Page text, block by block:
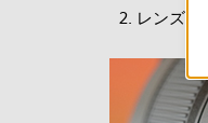
レンズTIPS